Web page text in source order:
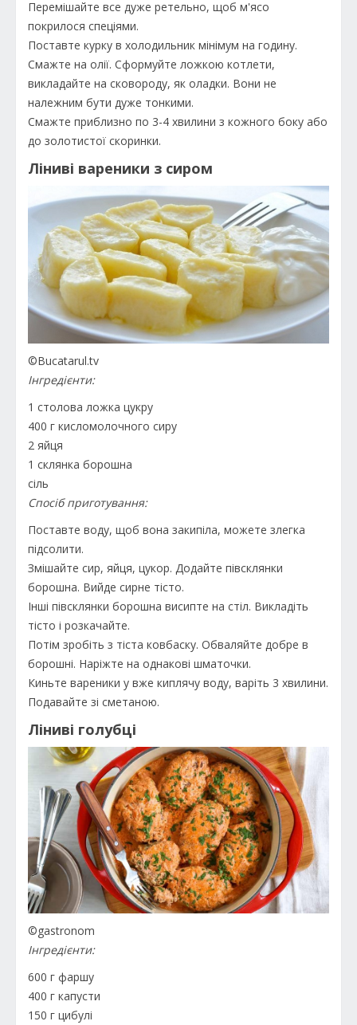
Перемішайте все дуже ретельно, щоб м'ясо
покрилося спеціями.
Поставте курку в холодильник мінімум на годину.
Смажте на олії. Сформуйте ложкою котлети,
викладайте на сковороду, як оладки. Вони не
належним бути дуже тонкими.
Смажте приблизно по 3-4 хвилини з кожного боку або
до золотистої скоринки.
Ліниві вареники з сиром
©Bucatarul.tv
Інгредієнти:
1 столова ложка цукру
400 г кисломолочного сиру
2 яйця
1 склянка борошна
сіль
Спосіб приготування:
Поставте воду, щоб вона закипіла, можете злегка
підсолити.
Змішайте сир, яйця, цукор. Додайте півсклянки
борошна. Вийде сирне тісто.
Інші півсклянки борошна висипте на стіл. Викладіть
тісто і розкачайте.
Потім зробіть з тіста ковбаску. Обваляйте добре в
борошні. Наріжте на однакові шматочки.
Киньте вареники у вже киплячу воду, варіть 3 хвилини.
Подавайте зі сметаною.
Ліниві голубці
©gastronom
Інгредієнти:
600 г фаршу
400 г капусти
150 г цибулі